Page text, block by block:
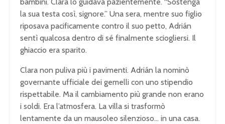
bambini. Clara lo guidava pazientemente. “Sostenga
la sua testa così, signore.” Una sera, mentre suo figlio
riposava pacificamente contro il suo petto, Adrián
sentì qualcosa dentro di sé finalmente sciogliersi. Il
ghiaccio era sparito.
Clara non puliva più i pavimenti. Adrián la nominò
governante ufficiale dei gemelli con uno stipendio
rispettabile. Ma il cambiamento più grande non erano
i soldi. Era l’atmosfera. La villa si trasformò
lentamente da un mausoleo silenzioso… in una casa.